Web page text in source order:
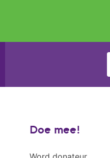
Doe mee!